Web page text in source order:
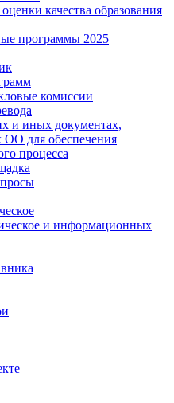
качества образования
программы 2025
комиссии
и иных документах,
ОО для обеспечения
процесса
и информационных